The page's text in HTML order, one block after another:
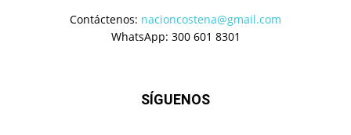
Contáctenos: nacioncostena@gmail.com
WhatsApp: 300 601 8301
SÍGUENOS